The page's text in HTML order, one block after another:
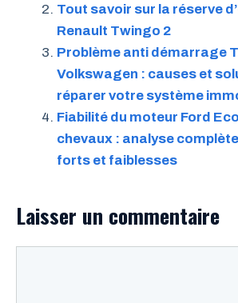
Tout savoir sur la réserve
Renault Twingo 2
Problème anti démarrage
Volkswagen : causes et
réparer votre système
Fiabilité du moteur Ford
chevaux : analyse
forts et faiblesses
Laisser un commentaire